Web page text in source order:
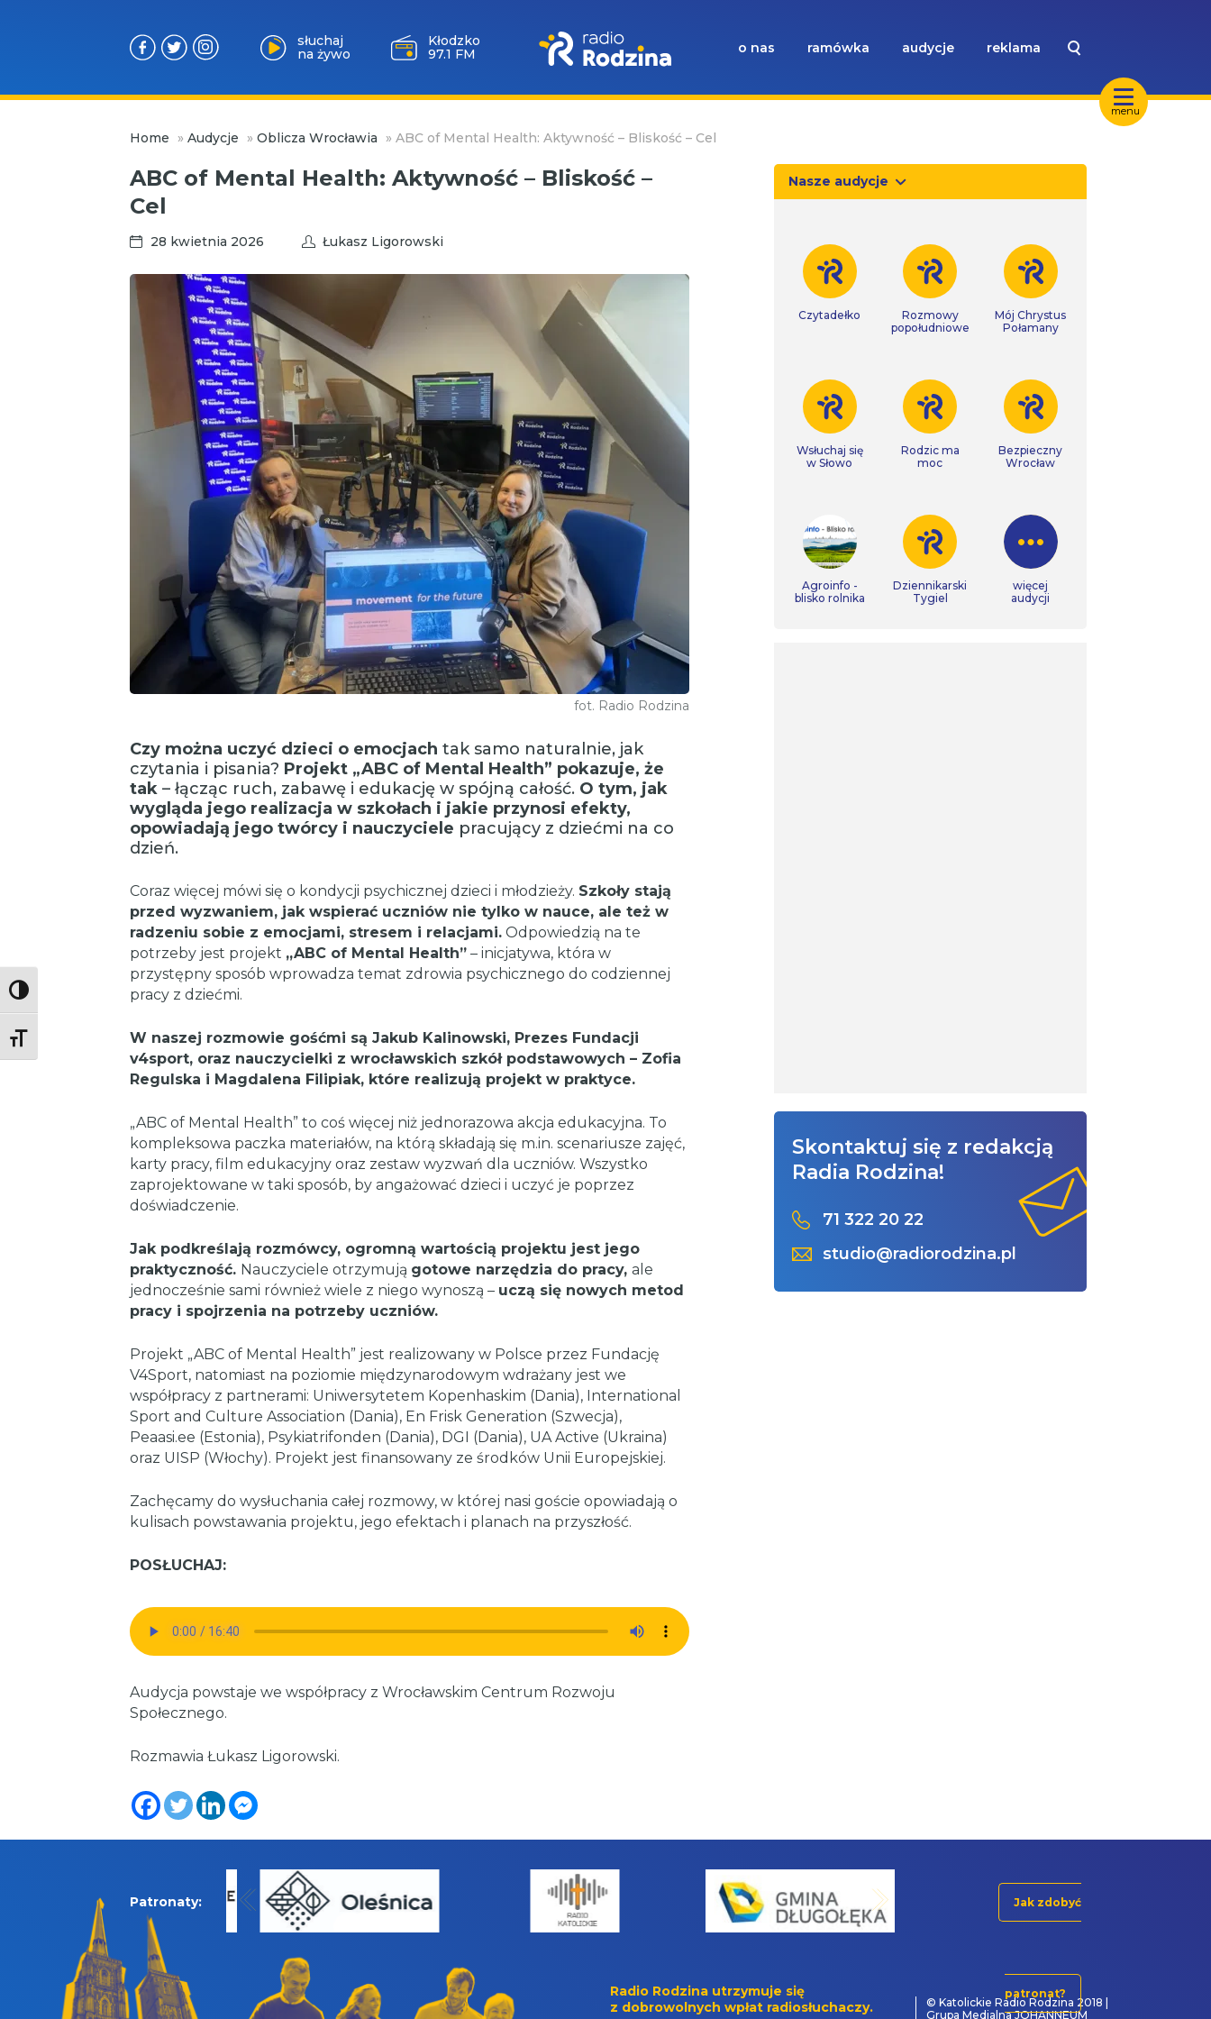
Toggle High Contrast
Toggle Font size
menu
słuchaj
na żywo
Wołów
99.6 FM
o nas ramówka audycje reklama
Home » Audycje » Oblicza Wrocławia » ABC of Mental Health: Aktywność – Bliskość – Cel
ABC of Mental Health: Aktywność – Bliskość –
Cel
28 kwietnia 2026 Łukasz Ligorowski
fot. Radio Rodzina
Czy można uczyć dzieci o emocjach tak samo naturalnie, jak
czytania i pisania? Projekt „ABC of Mental Health” pokazuje, że
tak – łącząc ruch, zabawę i edukację w spójną całość. O tym, jak
wygląda jego realizacja w szkołach i jakie przynosi efekty,
opowiadają jego twórcy i nauczyciele pracujący z dziećmi na co
dzień.
Coraz więcej mówi się o kondycji psychicznej dzieci i młodzieży. Szkoły stają
przed wyzwaniem, jak wspierać uczniów nie tylko w nauce, ale też w
radzeniu sobie z emocjami, stresem i relacjami.Odpowiedzią na te
potrzeby jest projekt „ABC of Mental Health”– inicjatywa, która w
przystępny sposób wprowadza temat zdrowia psychicznego do codziennej
pracy z dziećmi.
W naszej rozmowie gośćmi są Jakub Kalinowski, Prezes Fundacji
v4sport, oraz nauczycielki z wrocławskich szkół podstawowych – Zofia
Regulska i Magdalena Filipiak, które realizują projekt w praktyce.
„ABC of Mental Health” to coś więcej niż jednorazowa akcja edukacyjna. To
kompleksowa paczka materiałów, na którą składają się m.in. scenariusze zajęć,
karty pracy, film edukacyjny oraz zestaw wyzwań dla uczniów. Wszystko
zaprojektowane w taki sposób, by angażować dzieci i uczyć je poprzez
doświadczenie.
Jak podkreślają rozmówcy, ogromną wartością projektu jest jego
praktyczność. Nauczyciele otrzymują gotowe narzędzia do pracy, ale
jednocześnie sami również wiele z niego wynoszą – uczą się nowych metod
pracy i spojrzenia na potrzeby uczniów.
Projekt „ABC of Mental Health” jest realizowany w Polsce przez Fundację
V4Sport, natomiast na poziomie międzynarodowym wdrażany jest we
współpracy z partnerami: Uniwersytetem Kopenhaskim (Dania), International
Sport and Culture Association (Dania), En Frisk Generation (Szwecja),
Peaasi.ee (Estonia), Psykiatrifonden (Dania), DGI (Dania), UA Active (Ukraina)
oraz UISP (Włochy). Projekt jest finansowany ze środków Unii Europejskiej.
Zachęcamy do wysłuchania całej rozmowy, w której nasi goście opowiadają o
kulisach powstawania projektu, jego efektach i planach na przyszłość.
POSŁUCHAJ:
Audycja powstaje we współpracy z Wrocławskim Centrum Rozwoju
Społecznego.
Rozmawia Łukasz Ligorowski.
Nasze audycje
Czytadełko
Rozmowy
popołudniowe
Mój Chrystus
Połamany
Wsłuchaj się
w Słowo
Rodzic ma
moc
Bezpieczny
Wrocław
Agroinfo -
blisko rolnika
Dziennikarski
Tygiel
więcej
audycji
Skontaktuj się z redakcją
Radia Rodzina!
71 322 20 22
studio@radiorodzina.pl
Patronaty: Jak zdobyć
patronat?
Radio Rodzina utrzymuje się
z dobrowolnych wpłat radiosłuchaczy.
© Katolickie Radio Rodzina 2018 |
Grupa Medialna JOHANNEUM